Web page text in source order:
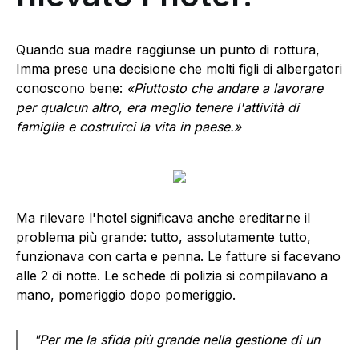
Quando sua madre raggiunse un punto di rottura,
Imma prese una decisione che molti figli di albergatori
conoscono bene: «Piuttosto che andare a lavorare
per qualcun altro, era meglio tenere l'attività di
famiglia e costruirci la vita in paese.»
Ma rilevare l'hotel significava anche ereditarne il
problema più grande: tutto, assolutamente tutto,
funzionava con carta e penna. Le fatture si facevano
alle 2 di notte. Le schede di polizia si compilavano a
mano, pomeriggio dopo pomeriggio.
"Per me la sfida più grande nella gestione di un